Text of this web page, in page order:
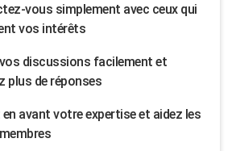
vous simplement avec ceux qui
vos intérêts
discussions facilement et
plus de réponses
avant votre expertise et aidez les